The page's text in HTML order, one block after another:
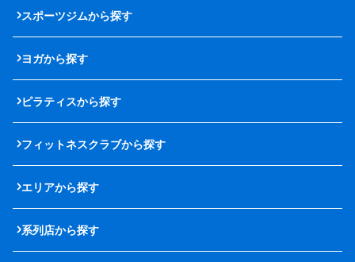
スポーツジムから探す
ヨガから探す
ピラティスから探す
フィットネスクラブから探す
エリアから探す
系列店から探す